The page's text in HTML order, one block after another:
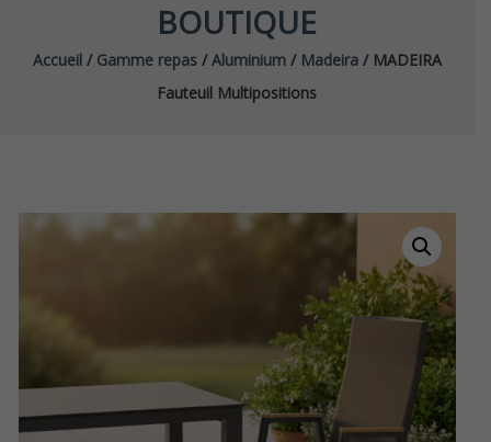
BOUTIQUE
Accueil/ Gamme repas/Aluminium/ Madeira/ MADEIRA
Fauteuil Multipositions